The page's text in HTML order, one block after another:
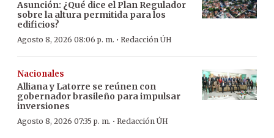
Asunción: ¿Qué dice el Plan Regulador
sobre la altura permitida para los
edificios?
Agosto 8, 2026 08:06 p. m. · Redacción ÚH
Nacionales
Alliana y Latorre se reúnen con
gobernador brasileño para impulsar
inversiones
Agosto 8, 2026 07:35 p. m. · Redacción ÚH